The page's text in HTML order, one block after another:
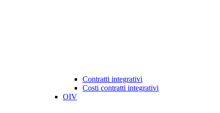
Contratti integrativi
Costi contratti integrativi
OIV